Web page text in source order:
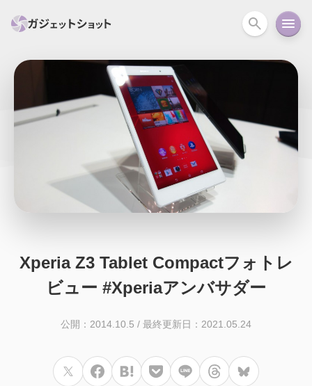
すべて スマホ PC関連
スマートホーム アクションカメラ
iPhone iPad Mac Android
ニュース オーディオ 周辺機器
Xperia Z3 Tablet Compactフォトレ
ビュー #Xperiaアンバサダー
公開：2014.10.5 / 最終更新日：2021.05.24